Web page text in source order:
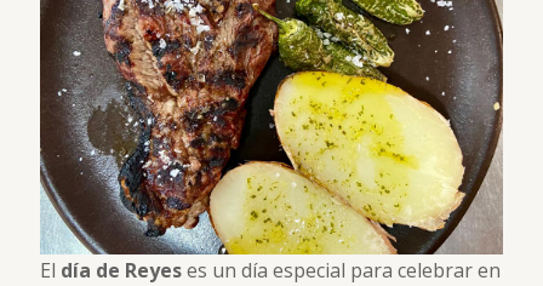
El día de Reyeses un día especial para celebrar en